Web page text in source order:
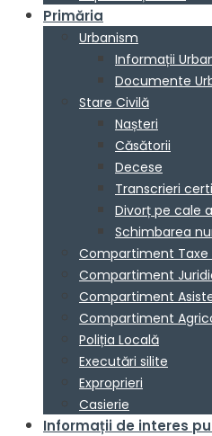
Primăria
Urbanism
Informații
Documente
Stare Civilă
Nașteri
Căsătorii
Decese
Transcrieri
Divorț pe cale
Schimbarea
Compartiment Taxe
Compartiment
Compartiment
Compartiment
Poliția Locală
Executări silite
Exproprieri
Casierie
Informații de interes